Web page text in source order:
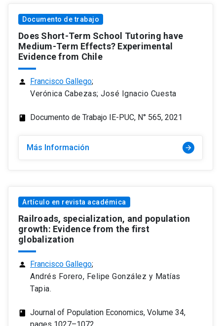
Documento de trabajo
Does Short-Term School Tutoring have
Medium-Term Effects? Experimental
Evidence from Chile
person Francisco Gallego;
Verónica Cabezas; José Ignacio Cuesta
class Documento de Trabajo IE-PUC, N° 565, 2021
Más Información arrow_forward
Artículo en revista académica
Railroads, specialization, and population
growth: Evidence from the first
globalization
person Francisco Gallego;
Andrés Forero, Felipe González y Matías
Tapia.
class
Journal of Population Economics, Volume 34,